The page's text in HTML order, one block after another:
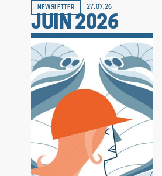
NEWSLETTER 27.07.26
JUIN 2026